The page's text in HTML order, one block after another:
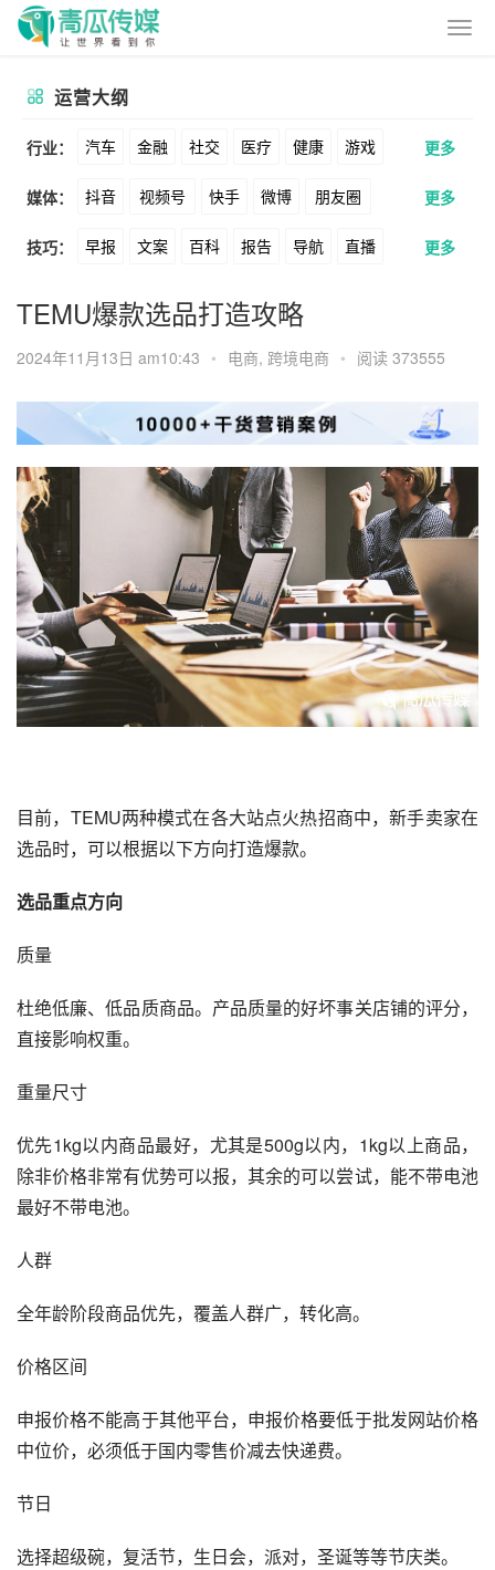
运营大纲
行业： 汽车 金融 社交 医疗 健康 游戏
动漫 美妆 美食 家装 教育 婚纱
酒旅 母婴 宠物 文娱 跨境 科技
广告 元宇宙 房地产
更多
媒体： 抖音 视频号 快手 微博 朋友圈
公众号 B站 小红书 头条 知乎
Soul 360 百度 搜狗 爱奇艺
美图 最右 神马 谷歌 Facebook
Tiktok YouTube Yahoo Bing
更多
技巧： 早报 文案 百科 报告 导航 直播
卖货 脚本 话术 电商 私域
涨粉 广告 推广 方案 策划 案例
数据 拉新 活动 用户 海外
更多
TEMU爆款选品打造攻略
2024年11月13日 am10:43 • 电商, 跨境电商 • 阅读 373555
目前， TEMU两种模式在各大站点火热招商中，新手卖家在
选品时，可以根据以下方向打造爆款。
选品重点方向
质量
杜绝低廉、低品质商品。产品质量的好坏事关店铺的评分，
直接影响权重。
重量尺寸
优先1kg以内商品最好，尤其是500g以内，1kg以上商品，
除非价格非常有优势可以报，其余的可以尝试，能不带电池
最好不带电池。
人群
全年龄阶段商品优先，覆盖人群广，转化高。
价格区间
申报价格不能高于其他平台，申报价格要低于批发网站价格
中位价，必须低于国内零售价减去快递费。
节日
选择超级碗，复活节，生日会，派对，圣诞等等节庆类。